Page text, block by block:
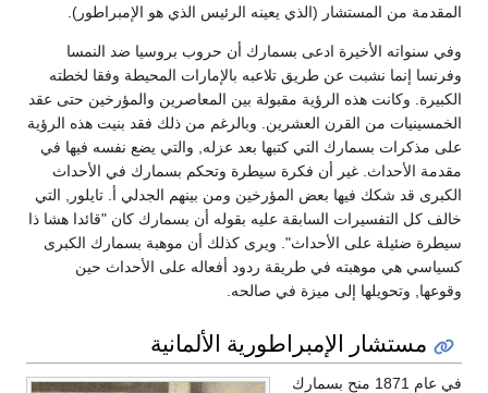
المقدمة من المستشار (الذي يعينه الرئيس الذي هو الإمبراطور).
وفي سنواته الأخيرة ادعى بسمارك أن حروب بروسيا ضد النمسا
وفرنسا إنما نشبت عن طريق تلاعبه بالإمارات المحيطة وفقا لخطته
الكبيرة. وكانت هذه الرؤية مقبولة بين المعاصرين والمؤرخين حتى عقد
الخمسينيات من القرن العشرين. وبالرغم من ذلك فقد بنيت هذه الرؤية
على مذكرات بسمارك التي كتبها بعد عزله, والتي يضع نفسه فيها في
مقدمة الأحداث. غير أن فكرة سيطرة وتحكم بسمارك في الأحداث
الكبرى قد شكك فيها بعض المؤرخين ومن بينهم الجدلي أ. تايلور, التي
خالف كل التفسيرات السابقة عليه بقوله أن بسمارك كان "قائدا هشا ذا
سيطرة ضئيلة على الأحداث". ويرى كذلك أن موهبة بسمارك الكبرى
كسياسي هي موهبته في طريقة ردود أفعاله على الأحداث حين
وقوعها, وتحويلها إلى ميزة في صالحه.
مستشار الإمبراطورية الألمانية
في عام 1871 منح بسمارك